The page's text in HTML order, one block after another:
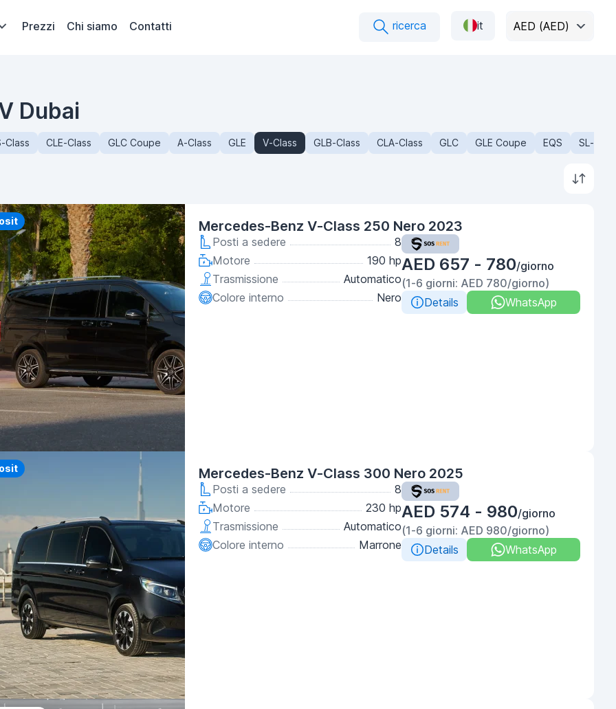
Prezzi Chi siamo Contatti ricerca it AED (AED)
Dubai
Class CLE-Class GLC Coupe A-Class GLE V-Class GLB-Class CLA-Class GLC GLE Coupe EQS SL-
Mercedes-Benz V-Class 250 Nero 2023
Posti a sedere
8
Motore
190 hp
Trasmissione
Automatico
Colore interno
Nero
AED 657 - 780/giorno
(1-6 giorni: AED 780/giorno)
Details
WhatsApp
Mercedes-Benz V-Class 300 Nero 2025
Posti a sedere
8
Motore
230 hp
Trasmissione
Automatico
Colore interno
Marrone
AED 574 - 980/giorno
(1-6 giorni: AED 980/giorno)
Details
WhatsApp